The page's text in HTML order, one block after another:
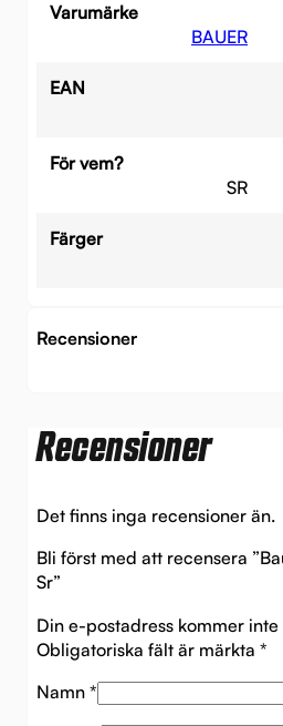
Varumärke
BAUER
EAN
För vem?
SR
Färger
Recensioner
Recensioner
Det finns inga recensioner än.
Bli först med att recensera
Sr”
Din e-postadress kommer
Obligatoriska fält är märkta *
Namn *